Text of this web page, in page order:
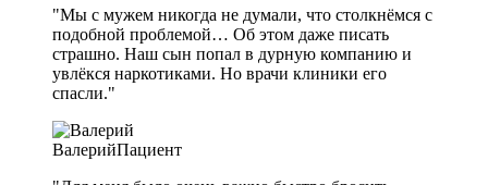
"Мы с мужем никогда не думали, что столкнёмся с
подобной проблемой… Об этом даже писать
страшно. Наш сын попал в дурную компанию и
увлёкся наркотиками. Но врачи клиники его
спасли."
ВалерийПациент